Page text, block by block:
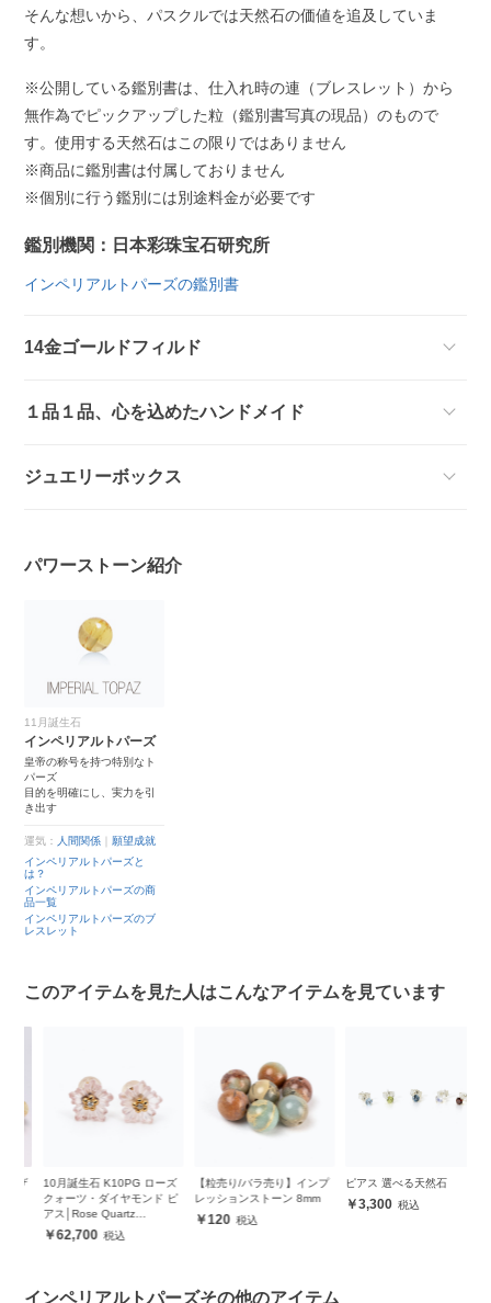
そんな想いから、パスクルでは天然石の価値を追及していま
す。
※公開している鑑別書は、仕入れ時の連（ブレスレット）から
無作為でピックアップした粒（鑑別書写真の現品）のもので
す。使用する天然石はこの限りではありません
※商品に鑑別書は付属しておりません
※個別に行う鑑別には別途料金が必要です
鑑別機関：日本彩珠宝石研究所
インペリアルトパーズの鑑別書
14金ゴールドフィルド
１品１品、心を込めたハンドメイド
ジュエリーボックス
パワーストーン紹介
11月誕生石
インペリアルトパーズ
皇帝の称号を持つ特別なト
パーズ
目的を明確にし、実力を引
き出す
運気： 人間関係
願望成就
インペリアルトパーズと
は？
インペリアルトパーズの商
品一覧
インペリアルトパーズのブ
レスレット
このアイテムを見た人はこんなアイテムを見ています
10月誕生石 K10PG ローズ
クォーツ・ダイヤモンド ピ
アス│Rose Quartz
Diamond Pierced earrings
62,700
【粒売り/バラ売り】インプ
レッションストーン 8mm
120
ピアス 選べる天然石
3,300
インペリアルトパーズその他のアイテム